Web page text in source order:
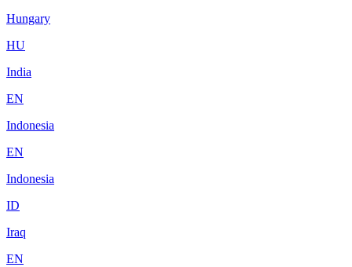
Hungary
HU
India
EN
Indonesia
EN
Indonesia
ID
Iraq
EN